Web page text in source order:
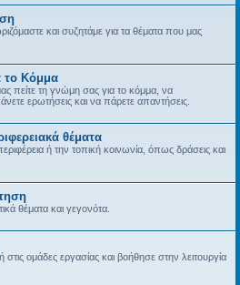
και συζητάμε για τα θέματα που μας
το Κόμμα
πείτε τη γνώμη σας για το κόμμα, να
ερωτήσεις και να πάρετε απαντήσεις.
θέματα
ή την τοπική κοινωνία, όπως δράσεις και
θέματα και γεγονότα.
ομάδες εργασίας και βοήθησε στην λειτουργία